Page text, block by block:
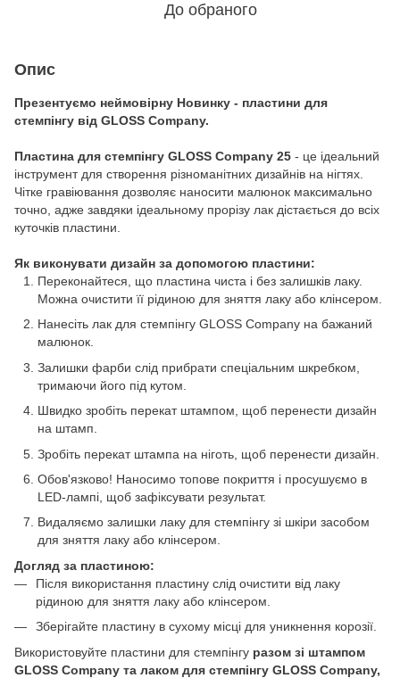
До обраного
Опис
Презентуємо неймовірну Новинку - пластини для
стемпінгу від GLOSS Company.
Пластина для стемпінгу GLOSS Company 25 - це ідеальний
інструмент для створення різноманітних дизайнів на нігтях.
Чітке гравіювання дозволяє наносити малюнок максимально
точно, адже завдяки ідеальному прорізу лак дістається до всіх
куточків пластини.
Як виконувати дизайн за допомогою пластини:
Переконайтеся, що пластина чиста і без залишків лаку.
Можна очистити її рідиною для зняття лаку або клінсером.
Нанесіть лак для стемпінгу GLOSS Company на бажаний
малюнок.
Залишки фарби слід прибрати спеціальним шкребком,
тримаючи його під кутом.
Швидко зробіть перекат штампом, щоб перенести дизайн
на штамп.
Зробіть перекат штампа на ніготь, щоб перенести дизайн.
Обов'язково! Наносимо топове покриття і просушуємо в
LED-лампі, щоб зафіксувати результат.
Видаляємо залишки лаку для стемпінгу зі шкіри засобом
для зняття лаку або клінсером.
Догляд за пластиною:
Після використання пластину слід очистити від лаку
рідиною для зняття лаку або клінсером.
Зберігайте пластину в сухому місці для уникнення корозії.
Використовуйте пластини для стемпінгу разом зі штампом
GLOSS Company та лаком для стемпінгу GLOSS Company,